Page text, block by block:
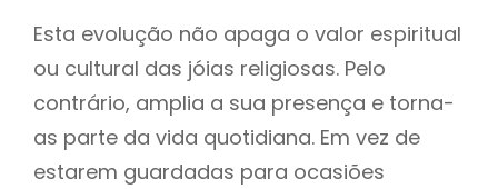
Esta evolução não apaga o valor espiritual
ou cultural das jóias religiosas. Pelo
contrário, amplia a sua presença e torna-
as parte da vida quotidiana. Em vez de
estarem guardadas para ocasiões